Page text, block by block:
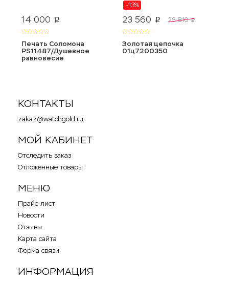
14 000 p
Печать Соломона
PS11487/Душевное
равновесие
-13%
23 560 p 26 810 p
Золотая цепочка
01ц7200350
КОНТАКТЫ
zakaz@watchgold.ru
МОЙ КАБИНЕТ
Отследить заказ
Отложенные товары
МЕНЮ
Прайс-лист
Новости
Отзывы
Карта сайта
Форма связи
ИНФОРМАЦИЯ